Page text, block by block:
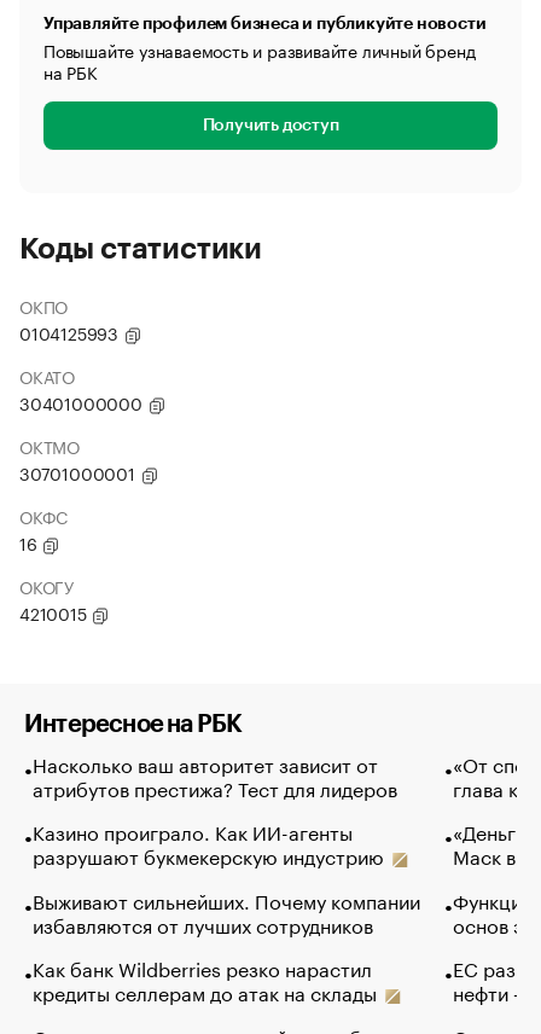
Управляйте профилем бизнеса и публикуйте новости
Повышайте узнаваемость и развивайте личный бренд
на РБК
Получить доступ
Коды статистики
ОКПО
0104125993
ОКАТО
30401000000
ОКТМО
30701000001
ОКФС
16
ОКОГУ
4210015
Интересное на РБК
Насколько ваш авторитет зависит от
атрибутов престижа? Тест для лидеров
Казино проиграло. Как ИИ-агенты
разрушают букмекерскую индустрию
Выживают сильнейших. Почему компании
избавляются от лучших сотрудников
Как банк Wildberries резко нарастил
кредиты селлерам до атак на склады
«От
глава
«Деньги
Маск в
Функции
основ
ЕС
нефти —